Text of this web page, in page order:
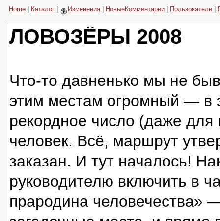
Home Каталог Изменения НовыеКомментарии Пользователи
ЛОВОЗЁРЫ 2008
Что-то давненько мы не
этим местам огромный — в
рекордное число (даже
человек. Всё, маршрут
заказан. И тут началось!
руководителю включить в
прародина человечества»